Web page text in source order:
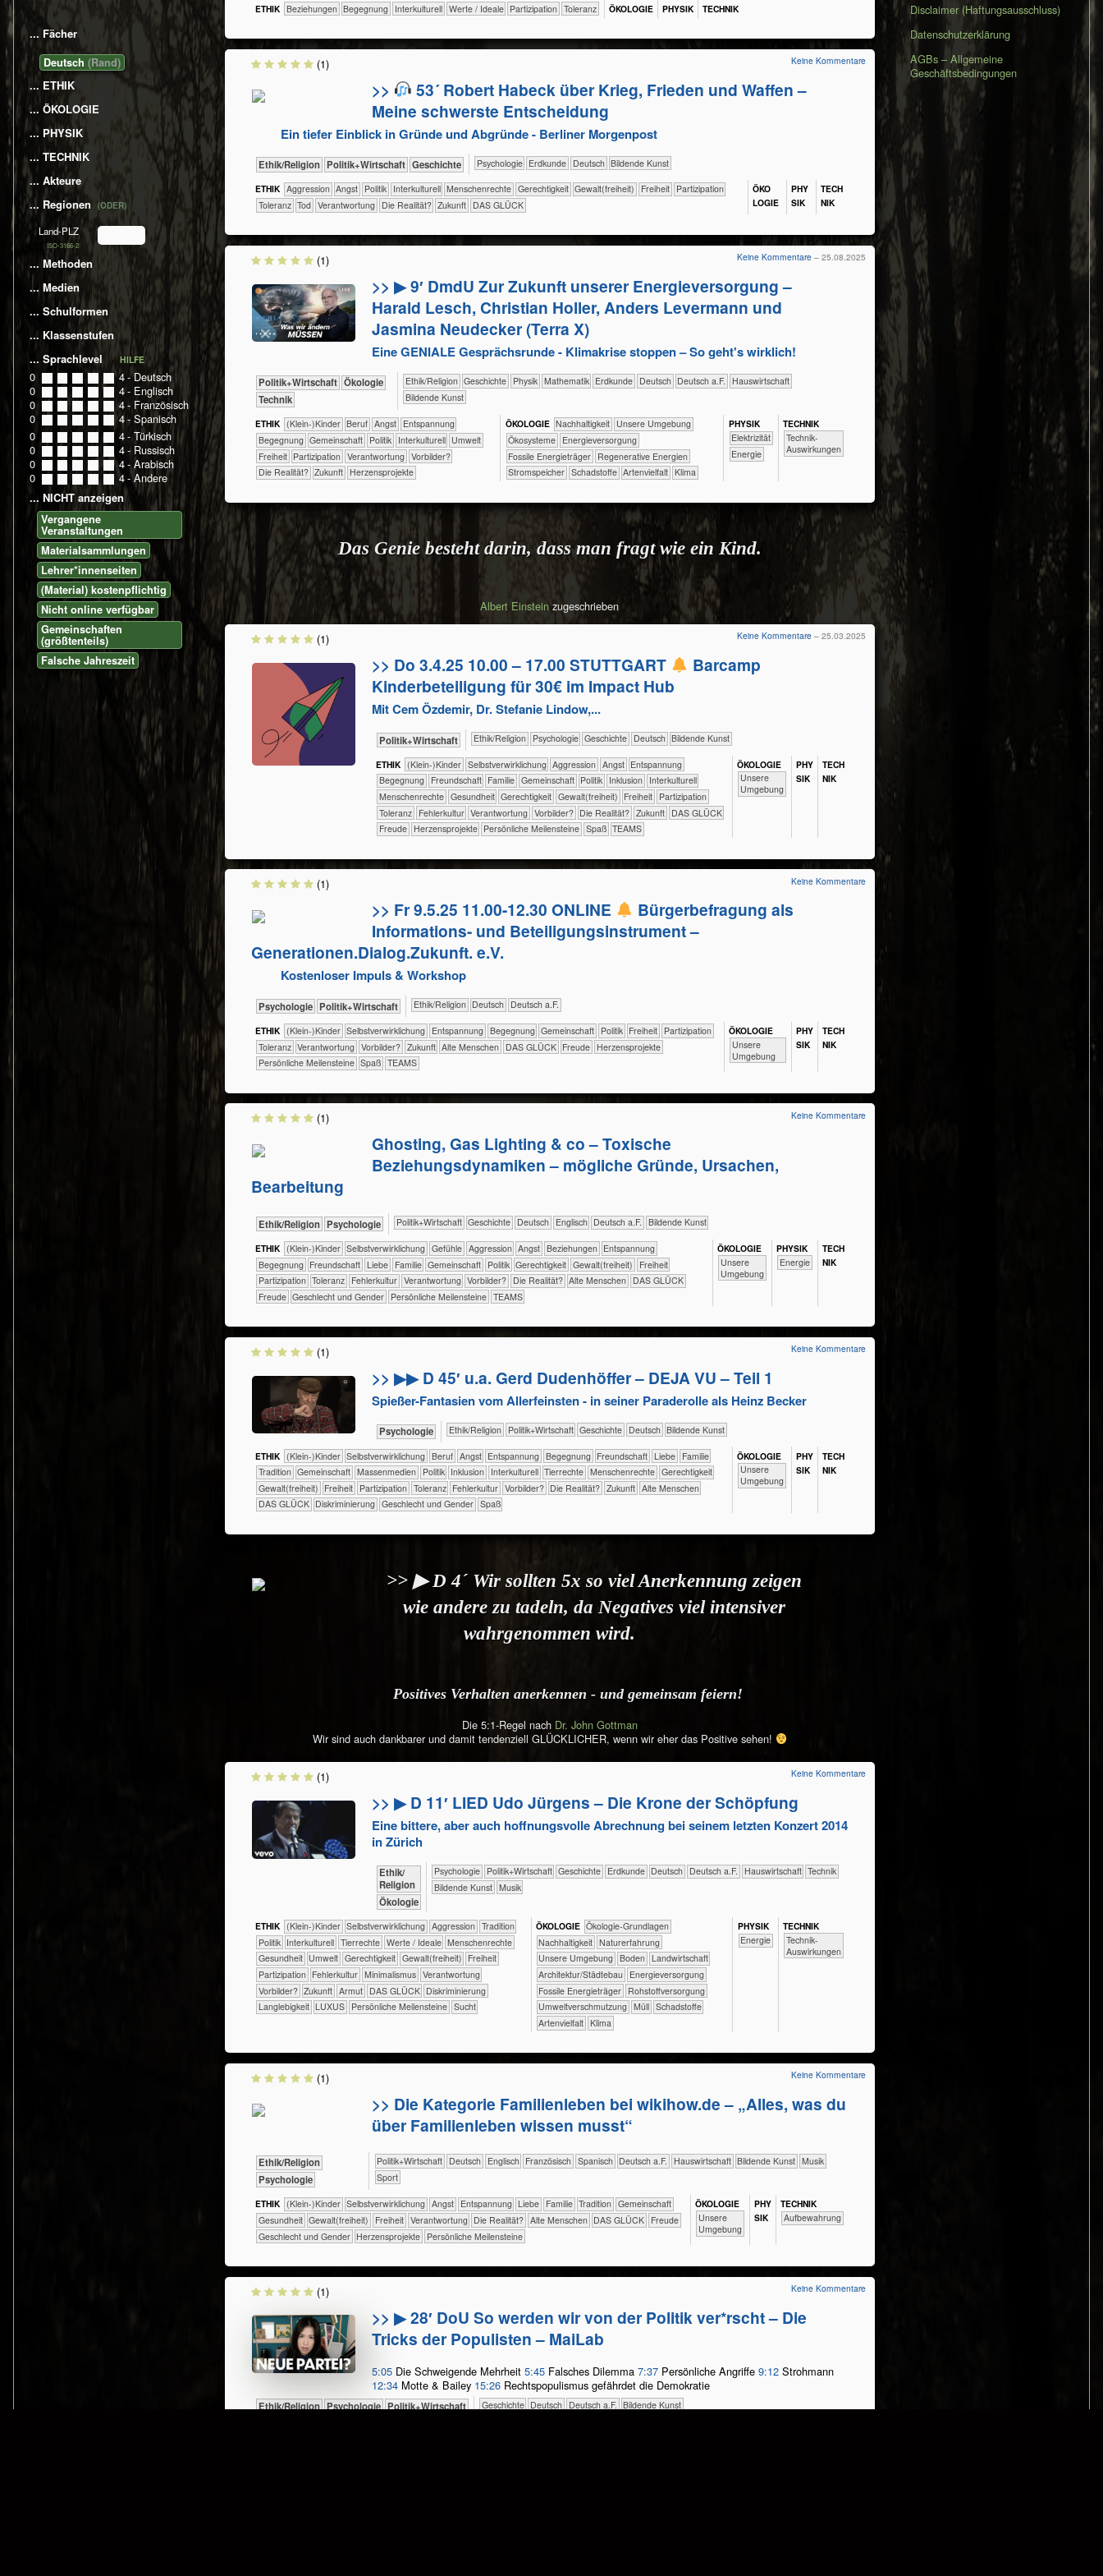
ETHIK ​​​​​​​​​​​​​Beziehungen ​​​​​​​​​​​​Begegnung ​​​​​​​​Interkulturell ​​​​​​​​Werte / Ideale ​​​Partizipation ​​​Toleranz ÖKO​LOGIE PHY​SIK TECH​NIK
>>
53´ Robert Habeck über Krieg, Frieden und Waffen –
Meine schwerste Entscheidung
Ein tiefer Einblick in Gründe und Abgründe - Berliner Morgenpost
​​​​​​​​​​Ethik/​Religion ​​​​​​​​​Politik+​Wirtschaft ​​​​​​​​Geschichte ​​​​​​​​​​Psychologie ​​​​​Erdkunde ​​​​Deutsch Bildende Kunst
ETHIK ​​​​​​​​​​​​​Aggression ​​​​​​​​​​​​​Angst ​​​​​​​​​Politik ​​​​​​​​Interkulturell ​​​​​​​Menschenrechte ​​​​Gerechtigkeit ​​​​Gewalt(freiheit) ​​​Freiheit
​​​Partizipation
​​​Toleranz ​​Tod ​​Verantwortung ​Die Realität? ​Zukunft DAS GLÜCK
ÖKO​
LOGIE
PHY​
SIK
TECH​
NIK
Keine Kommentare
(1)
>> ▶ 9′ DmdU Zur Zukunft unserer Energieversorgung –
Harald Lesch, Christian Holler, Anders Levermann und
Jasmina Neudecker (Terra X)
Eine GENIALE Gesprächsrunde - Klimakrise stoppen – So geht's wirklich!
​​​​​​​​​Politik+​Wirtschaft ​​​​​​​Ökologie
​Technik
​​​​​​​​​​Ethik/​Religion ​​​​​​​​Geschichte ​​​​​​​Physik ​​​​​​Mathematik ​​​​​Erdkunde ​​​​Deutsch ​​​Deutsch a.F.
​Haus­wirtschaft
Bildende Kunst
ETHIK (Klein-)Kinder ​​​​​​​​​​​​​​​Beruf ​​​​​​​​​​​​​Angst ​​​​​​​​​​​​​Entspannung
​​​​​​​​​​​​Begegnung ​​​​​​​​​​Gemeinschaft ​​​​​​​​​Politik ​​​​​​​​Interkulturell ​​​​​Umwelt
​​​Freiheit ​​​Partizipation ​​Verantwortung ​​Vorbilder?
​Die Realität? ​Zukunft Herzensprojekte
ÖKO​LOGIE ​​​​​​​​​​​​​​​Nachhaltigkeit ​​​​​​​​​​​​​Unsere Umgebung
​​​​​​​​​​​Ökosysteme ​​​Energieversorgung
​​​Fossile Energieträger ​​​Regenerative Energien
​​​Stromspeicher ​Schadstoffe Artenvielfalt Klima
PHY​SIK
​​​Elektrizität
​​Energie
TECH​NIK
​​​​​​Technik-
Auswirkungen
Keine Kommentare – 25.08.2025
(1)
Das Genie besteht darin, dass man fragt wie ein Kind.
Albert Einstein zugeschrieben
>> Do 3.4.25 10.00 – 17.00 STUTTGART
Barcamp
Kinderbeteiligung für 30€ im Impact Hub
Mit Cem Özdemir, Dr. Stefanie Lindow,...
​​​​​​​​​Politik+​Wirtschaft ​​​​​​​​​​Ethik/​Religion ​​​​​​​​​​Psychologie ​​​​​​​​Geschichte ​​​​Deutsch Bildende Kunst
ETHIK (Klein-)Kinder ​​​​​​​​​​​​​​​​​​​​​​​​​​​​​​​​​​​​​​​​Selbst­verwirklichung ​​​​​​​​​​​​​Aggression ​​​​​​​​​​​​​Angst ​​​​​​​​​​​​​Entspannung
​​​​​​​​​​​​Begegnung ​​​​​​​​​​​​Freundschaft ​​​​​​​​​​​Familie ​​​​​​​​​​Gemeinschaft ​​​​​​​​​Politik ​​​​​​​​Inklusion
​​​​​​​​Interkulturell
​​​​​​​Menschenrechte ​​​​​​Gesundheit ​​​​Gerechtigkeit ​​​​Gewalt(freiheit) ​​​Freiheit ​​​Partizipation
​​​Toleranz ​​Fehlerkultur ​​Verantwortung ​​Vorbilder? ​Die Realität? ​Zukunft
DAS GLÜCK
Freude Herzensprojekte Persönliche Meilensteine Spaß TEAMS
ÖKO​LOGIE
​​​​​​​​​​​​​Unsere
Umgebung
PHY​
SIK
TECH​
NIK
Keine Kommentare – 25.03.2025
(1)
>> Fr 9.5.25 11.00-12.30 ONLINE
Bürgerbefragung als
Informations- und Beteiligungsinstrument –
Generationen.Dialog.Zukunft. e.V.
Kostenloser Impuls & Workshop
​​​​​​​​​​Psychologie ​​​​​​​​​Politik+​Wirtschaft ​​​​​​​​​​Ethik/​Religion ​​​​Deutsch ​​​Deutsch a.F.
ETHIK (Klein-)Kinder ​​​​​​​​​​​​​​​​​​​​​​​​​​​​​​​​​​​​​​​​Selbst­verwirklichung ​​​​​​​​​​​​​Entspannung ​​​​​​​​​​​​Begegnung ​​​​​​​​​​Gemeinschaft ​​​​​​​​​Politik ​​​Freiheit ​​​Partizipation
​​​Toleranz ​​Verantwortung ​​Vorbilder? ​Zukunft Alte Menschen DAS GLÜCK Freude Herzensprojekte
Persönliche Meilensteine Spaß TEAMS
ÖKO​LOGIE
​​​​​​​​​​​​​Unsere
Umgebung
PHY​
SIK
TECH​
NIK
Keine Kommentare
(1)
Ghosting, Gas Lighting & co – Toxische
Beziehungsdynamiken – mögliche Gründe, Ursachen,
Bearbeitung
​​​​​​​​​​Ethik/​Religion ​​​​​​​​​​Psychologie ​​​​​​​​​Politik+​Wirtschaft ​​​​​​​​Geschichte ​​​​Deutsch ​​​​Englisch ​​​Deutsch a.F. Bildende Kunst
ETHIK (Klein-)Kinder ​​​​​​​​​​​​​​​​​​​​​​​​​​​​​​​​​​​​​​​​Selbst­verwirklichung ​​​​​​​​​​​​​​​Gefühle ​​​​​​​​​​​​​Aggression ​​​​​​​​​​​​​Angst ​​​​​​​​​​​​​Beziehungen ​​​​​​​​​​​​​Entspannung
​​​​​​​​​​​​Begegnung ​​​​​​​​​​​​Freundschaft ​​​​​​​​​​​​Liebe ​​​​​​​​​​​Familie ​​​​​​​​​​Gemeinschaft ​​​​​​​​​Politik ​​​​Gerechtigkeit ​​​​Gewalt(freiheit)
​​​Freiheit
​​​Partizipation ​​​Toleranz ​​Fehlerkultur ​​Verantwortung ​​Vorbilder? ​Die Realität? Alte Menschen DAS GLÜCK
Freude Geschlecht und Gender Persönliche Meilensteine TEAMS
ÖKO​LOGIE
​​​​​​​​​​​​​Unsere
Umgebung
PHY​SIK
​​Energie
TECH​
NIK
Keine Kommentare
(1)
>> ▶▶ D 45′ u.a. Gerd Dudenhöffer – DEJA VU – Teil 1
Spießer-Fantasien vom Allerfeinsten - in seiner Paraderolle als Heinz Becker
​​​​​​​​​​Psychologie ​​​​​​​​​​Ethik/​Religion ​​​​​​​​​Politik+​Wirtschaft ​​​​​​​​Geschichte ​​​​Deutsch Bildende Kunst
ETHIK (Klein-)Kinder ​​​​​​​​​​​​​​​​​​​​​​​​​​​​​​​​​​​​​​​​Selbst­verwirklichung ​​​​​​​​​​​​​​​Beruf ​​​​​​​​​​​​​Angst ​​​​​​​​​​​​​Entspannung ​​​​​​​​​​​​Begegnung ​​​​​​​​​​​​Freundschaft ​​​​​​​​​​​​Liebe
​​​​​​​​​​​Familie
​​​​​​​​​​​Tradition ​​​​​​​​​​Gemeinschaft ​​​​​​​​​Massenmedien ​​​​​​​​​Politik ​​​​​​​​Inklusion ​​​​​​​​Interkulturell ​​​​​​​​Tierrechte ​​​​​​​Menschenrechte ​​​​Gerechtigkeit
​​​​Gewalt(freiheit) ​​​Freiheit ​​​Partizipation ​​​Toleranz ​​Fehlerkultur ​​Vorbilder? ​Die Realität? ​Zukunft Alte Menschen
DAS GLÜCK Diskriminierung Geschlecht und Gender Spaß
ÖKO​LOGIE
​​​​​​​​​​​​​Unsere
Umgebung
PHY​
SIK
TECH​
NIK
Keine Kommentare
(1)
>> ▶ D 4´ Wir sollten 5x so viel Anerkennung zeigen
wie andere zu tadeln, da Negatives viel intensiver
wahrgenommen wird.
Positives Verhalten anerkennen - und gemeinsam feiern!
Die 5:1-Regel nach Dr. John Gottman
Wir sind auch dankbarer und damit tendenziell GLÜCKLICHER, wenn wir eher das Positive sehen!
>> ▶ D 11′ LIED Udo Jürgens – Die Krone der Schöpfung
Eine bittere, aber auch hoffnungsvolle Abrechnung bei seinem letzten Konzert 2014
in Zürich
​​​​​​​​​​Ethik/​
Religion
​​​​​​​Ökologie
​​​​​​​​​​Psychologie ​​​​​​​​​Politik+​Wirtschaft ​​​​​​​​Geschichte ​​​​​Erdkunde ​​​​Deutsch ​​​Deutsch a.F. ​Haus­wirtschaft ​Technik
Bildende Kunst Musik
ETHIK (Klein-)Kinder ​​​​​​​​​​​​​​​​​​​​​​​​​​​​​​​​​​​​​​​​Selbst­verwirklichung ​​​​​​​​​​​​​Aggression ​​​​​​​​​​​Tradition
​​​​​​​​​Politik ​​​​​​​​Interkulturell ​​​​​​​​Tierrechte ​​​​​​​​Werte / Ideale ​​​​​​​Menschenrechte
​​​​​​Gesundheit ​​​​​Umwelt ​​​​Gerechtigkeit ​​​​Gewalt(freiheit) ​​​Freiheit
​​​Partizipation ​​Fehlerkultur ​​Minimalismus ​​Verantwortung
​​Vorbilder? ​Zukunft Armut DAS GLÜCK Diskriminierung
Langlebigkeit LUXUS Persönliche Meilensteine Sucht
ÖKO​LOGIE ​​​​​​​​​​​​​​​​Ökologie-Grundlagen
​​​​​​​​​​​​​​​Nachhaltigkeit ​​​​​​​​​​​​​Naturerfahrung
​​​​​​​​​​​​​Unsere Umgebung ​​​​​Boden ​​​​​Landwirtschaft
​​​Architektur/­Städtebau
​​​Energieversorgung
​​​Fossile Energieträger ​​Rohstoffversorgung
​​Umweltverschmutzung ​Müll ​Schadstoffe
Artenvielfalt Klima
PHY​SIK
​​Energie
TECH​NIK
​​​​​​Technik-
Auswirkungen
Keine Kommentare
(1)
>> Die Kategorie Familienleben bei wikihow.de – „Alles, was du
über Familienleben wissen musst“
​​​​​​​​​​Ethik/​Religion
​​​​​​​​​​Psychologie
​​​​​​​​​Politik+​Wirtschaft ​​​​Deutsch ​​​​Englisch ​​​​Französisch ​​​​Spanisch ​​​Deutsch a.F. ​Haus­wirtschaft Bildende Kunst Musik
Sport
ETHIK (Klein-)Kinder ​​​​​​​​​​​​​​​​​​​​​​​​​​​​​​​​​​​​​​​​Selbst­verwirklichung ​​​​​​​​​​​​​Angst ​​​​​​​​​​​​​Entspannung ​​​​​​​​​​​​Liebe ​​​​​​​​​​​Familie ​​​​​​​​​​​Tradition ​​​​​​​​​​Gemeinschaft
​​​​​​Gesundheit ​​​​Gewalt(freiheit) ​​​Freiheit ​​Verantwortung ​Die Realität? Alte Menschen DAS GLÜCK Freude
Geschlecht und Gender Herzensprojekte Persönliche Meilensteine
ÖKO​LOGIE
​​​​​​​​​​​​​Unsere
Umgebung
PHY​
SIK
TECH​NIK
Aufbewahrung
Keine Kommentare
(1)
>> ▶ 28′ DoU So werden wir von der Politik ver*rscht – Die
Tricks der Populisten – MaiLab
5:05 Die Schweigende Mehrheit5:45 Falsches Dilemma7:37 Persönliche Angriffe9:12 Strohmann
12:34 Motte & Bailey 15:26 Rechtspopulismus gefährdet die Demokratie
​​​​​​​​​​Ethik/​Religion ​​​​​​​​​​Psychologie ​​​​​​​​​Politik+​Wirtschaft ​​​​​​​​Geschichte ​​​​Deutsch ​​​Deutsch a.F. Bildende Kunst
Keine Kommentare
(1)
... Fächer
​​​​Deutsch
... ETHIK
... ÖKOLOGIE
... PHYSIK
... TECHNIK
... Akteure
... Regionen (ODER)
Land-PLZ
ISO-3166-2
... Methoden
... Medien
... Schulformen
... Klassenstufen
... Sprachlevel
HILFE
0 0 1 2 3 4- Deutsch
0
0 1 2 3 4- Englisch
0
0 1 2 3 4- Französisch
0
0 1 2 3 4- Spanisch
0
0 1 2 3 4- Türkisch
0
0 1 2 3 4- Russisch
0
0 1 2 3 4- Arabisch
0
0 1 2 3 4- Andere
... NICHT anzeigen
Vergangene
Veranstaltungen
Materialsammlungen
Lehrer*innenseiten
(Material) kostenpflichtig
Nicht online verfügbar
Gemeinschaften
(größtenteils)
Falsche Jahreszeit
Disclaimer (Haftungsausschluss)
Datenschutzerklärung
AGBs – Allgemeine
Geschäftsbedingungen